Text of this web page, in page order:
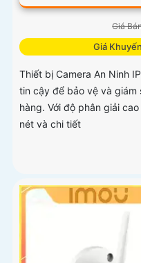
Giá
Giá
Thiết bị Camera An Ninh
tin cậy để bảo vệ và giám
hàng. Với độ phân giải
nét và chi tiết